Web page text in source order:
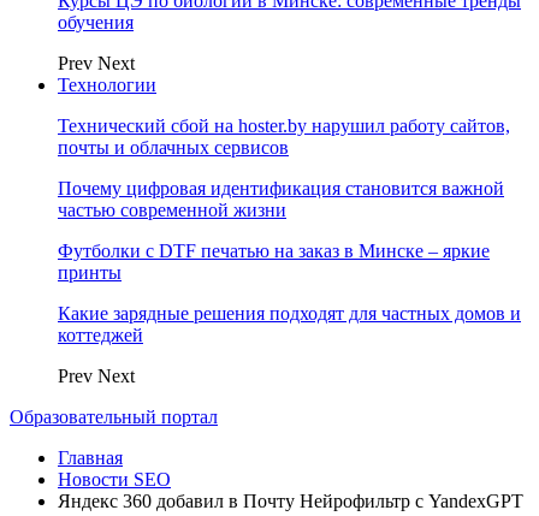
обучения
Prev Next
Технологии
Технический сбой на hoster.by нарушил работу сайтов,
почты и облачных сервисов
Почему цифровая идентификация становится важной
частью современной жизни
Футболки с DTF печатью на заказ в Минске – яркие
принты
Какие зарядные решения подходят для частных домов и
коттеджей
Prev Next
Образовательный портал
Главная
Новости SEO
Яндекс 360 добавил в Почту Нейрофильтр с YandexGPT